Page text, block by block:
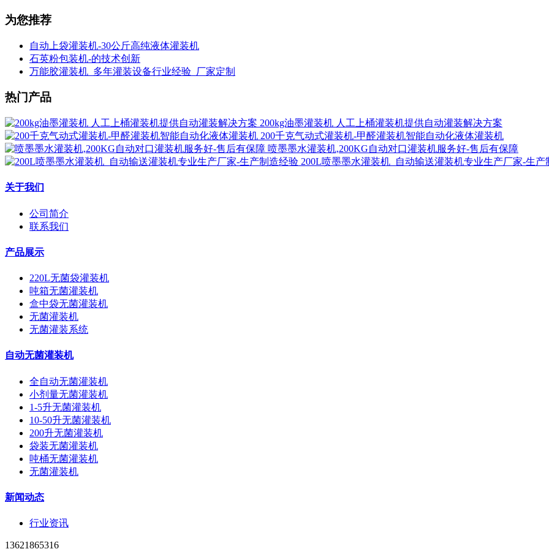
为您推荐
自动上袋灌装机-30公斤高纯液体灌装机
石英粉包装机-的技术创新
万能胶灌装机_多年灌装设备行业经验_厂家定制
热门产品
200kg油墨灌装机 人工上桶灌装机提供自动灌装解决方案
200千克气动式灌装机-甲醛灌装机智能自动化液体灌装机
喷墨墨水灌装机,200KG自动对口灌装机服务好-售后有保障
200L喷墨墨水灌装机_自动输送灌装机专业生产厂家-生产
关于我们
公司简介
联系我们
产品展示
220L无菌袋灌装机
吨箱无菌灌装机
盒中袋无菌灌装机
无菌灌装机
无菌灌装系统
自动无菌灌装机
全自动无菌灌装机
小剂量无菌灌装机
1-5升无菌灌装机
10-50升无菌灌装机
200升无菌灌装机
袋装无菌灌装机
吨桶无菌灌装机
无菌灌装机
新闻动态
行业资讯
13621865316